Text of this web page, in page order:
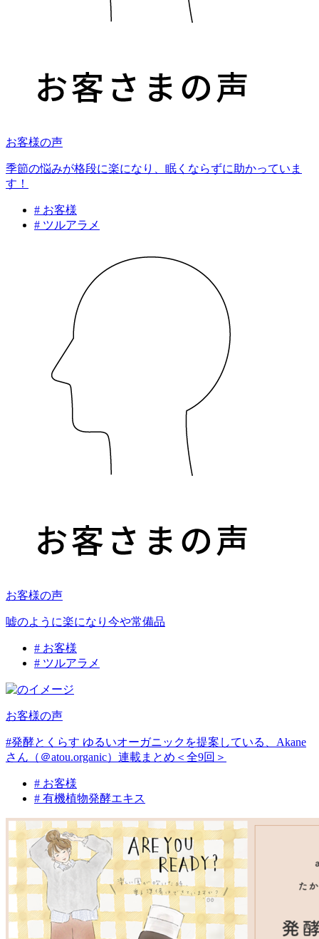
お客様の声
季節の悩みが格段に楽になり、眠くならずに助かっていま
す！
# お客様
# ツルアラメ
お客様の声
嘘のように楽になり今や常備品
# お客様
# ツルアラメ
お客様の声
#発酵とくらす ゆるいオーガニックを提案している、Akane
さん（＠atou.organic）連載まとめ＜全9回＞
# お客様
# 有機植物発酵エキス